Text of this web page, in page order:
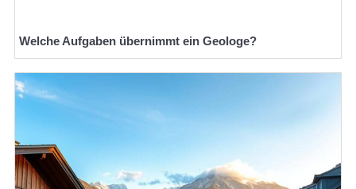
Welche Aufgaben übernimmt ein Geologe?